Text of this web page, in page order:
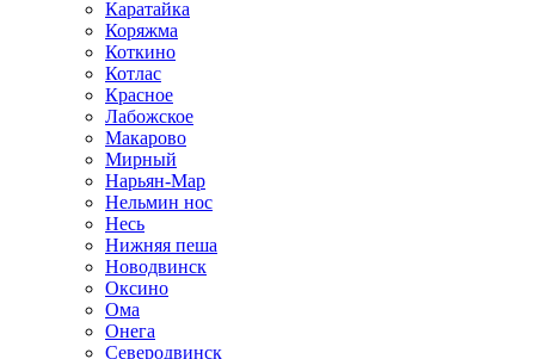
Каратайка
Коряжма
Коткино
Котлас
Красное
Лабожское
Макарово
Мирный
Нарьян-Мар
Нельмин нос
Несь
Нижняя пеша
Новодвинск
Оксино
Ома
Онега
Северодвинск